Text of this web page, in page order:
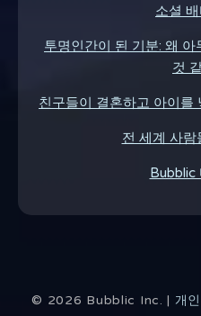
소셜
투명인간이 된 기분: 왜
것
친구들이 결혼하고 아이를
전 세계 사람
Bubblic
© 2026 Bubblic Inc. | 개